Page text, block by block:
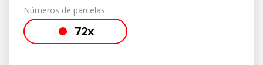
Números de parcelas:
72x